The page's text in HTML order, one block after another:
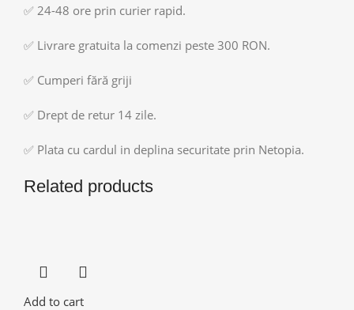
✅ 24-48 ore prin curier rapid.
✅ Livrare gratuita la comenzi peste 300 RON.
✅ Cumperi fără griji
✅ Drept de retur 14 zile.
✅ Plata cu cardul in deplina securitate prin Netopia.
Related products
Add to cart